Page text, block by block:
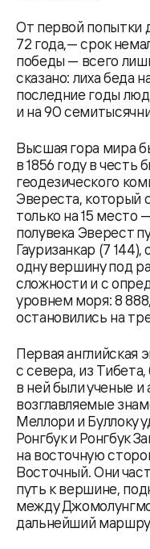
От первой попытки
72 года,— срок
победы — всего
сказано: лиха беда
последние годы
и на 90
Высшая гора мира
в 1856 году в честь
геодезического
Эвереста, который
только на 15 место
полувека Эверест
Гауризанкар (7 144),
одну вершину под
сложности и с
уровнем моря: 8
остановились на
Первая английская
с севера, из
в ней были ученые и
возглавляемые
Меллори и Буллоку
Ронгбук и Ронгбук
на восточную
Восточный. Они
путь к вершине,
между
дальнейший